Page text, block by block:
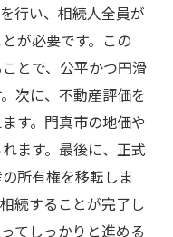
するための管理
戦略
心を得るための実
ある課題とその解
策
めのメンタルケア
行い、相続人全員が
が必要です。この
とで、公平かつ円滑
次に、不動産評価を
す。門真市の地価や
ます。最後に、正式
所有権を移転しま
続することが完了し
てしっかりと進める